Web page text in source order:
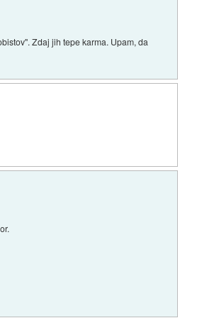
Zdaj jih tepe karma. Upam, da